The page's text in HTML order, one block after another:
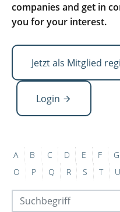
companies and get in
you for your interest.
Jetzt als Mitglied
Login
A B C D E F G
O
P Q R S T U